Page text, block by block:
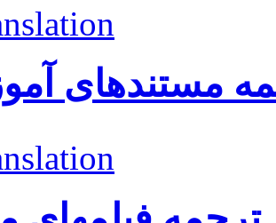
مستندهای